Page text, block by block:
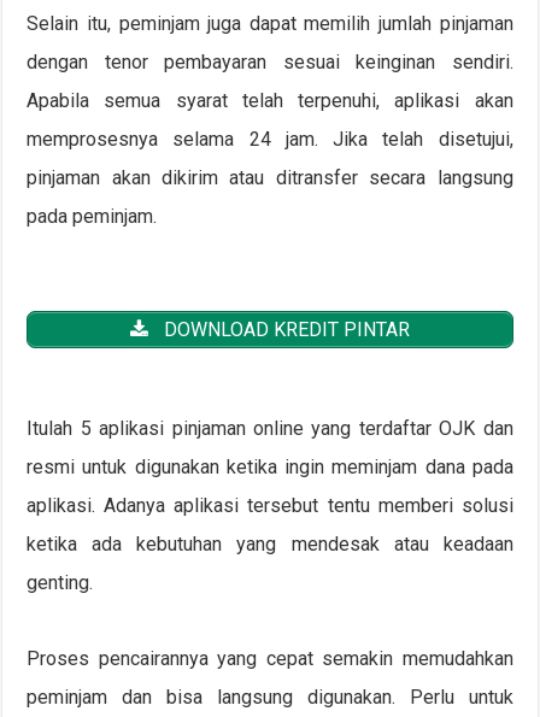
Selain itu, peminjam juga dapat memilih jumlah pinjaman
dengan tenor pembayaran sesuai keinginan sendiri.
Apabila semua syarat telah terpenuhi, aplikasi akan
memprosesnya selama 24 jam. Jika telah disetujui,
pinjaman akan dikirim atau ditransfer secara langsung
pada peminjam.
DOWNLOAD KREDIT PINTAR
Itulah 5 aplikasi pinjaman online yang terdaftar OJK dan
resmi untuk digunakan ketika ingin meminjam dana pada
aplikasi. Adanya aplikasi tersebut tentu memberi solusi
ketika ada kebutuhan yang mendesak atau keadaan
genting.
Proses pencairannya yang cepat semakin memudahkan
peminjam dan bisa langsung digunakan. Perlu untuk